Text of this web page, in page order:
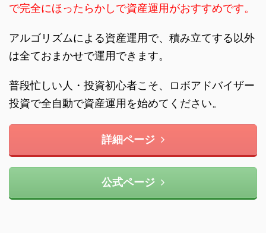
で完全にほったらかしで資産運用がおすすめです。
アルゴリズムによる資産運用で、積み立てする以外
は全ておまかせで運用できます。
普段忙しい人・投資初心者こそ、ロボアドバイザー
投資で全自動で資産運用を始めてください。
詳細ページ
公式ページ